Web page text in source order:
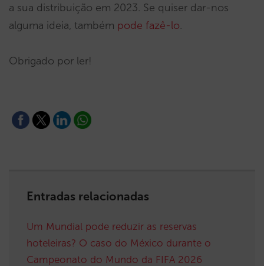
a sua distribuição em 2023. Se quiser dar-nos
alguma ideia, também pode fazê-lo.
Obrigado por ler!
Entradas relacionadas
Um Mundial pode reduzir as reservas
hoteleiras? O caso do México durante o
Campeonato do Mundo da FIFA 2026